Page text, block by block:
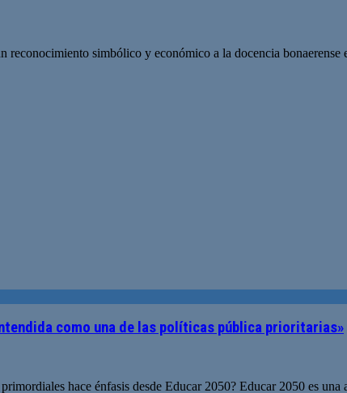
simbólico y económico a la docencia bonaerense
como una de las políticas pública prioritarias»
hace énfasis desde Educar 2050? Educar 2050 es